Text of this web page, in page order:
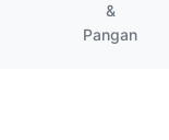
&
Pangan